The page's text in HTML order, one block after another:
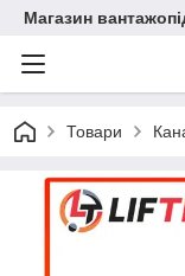
Магазин
Товари